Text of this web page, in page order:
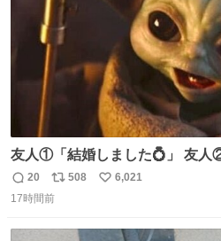
友人①「結婚しました💍」 友人
人③「マイホーム建てました🏡」
返
信
20
リ
ポ
508
い
6,021
17時間前